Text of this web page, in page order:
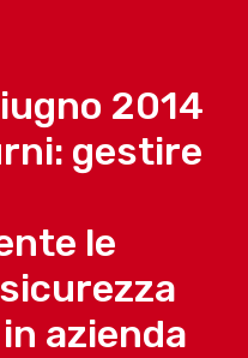
2014
gestire
le
azienda